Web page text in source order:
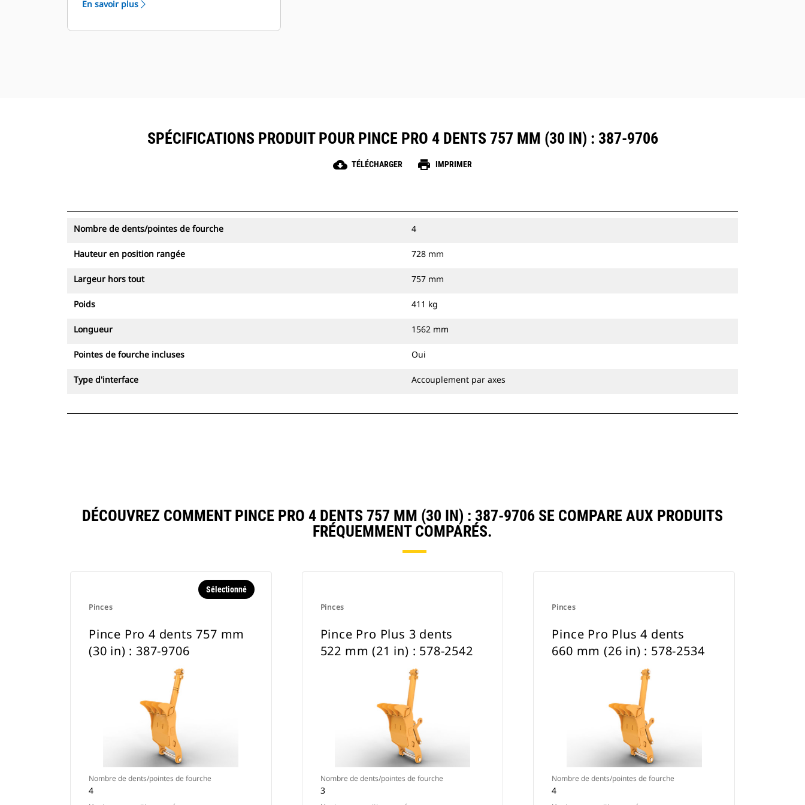
les pinces équipées du système de
suivi des ressources dans
site facile à définir.
En savoir plus
SPÉCIFICATIONS PRODUIT POUR PINCE PRO 4 DENTS 757 MM (30 IN) : 387-9706
cloud_download TÉLÉCHARGER print IMPRIMER
Nombre de dents/pointes de fourche 4
Hauteur en position rangée 728 mm
Largeur hors tout 757 mm
Poids 411 kg
Longueur 1562 mm
Pointes de fourche incluses Oui
Type d'interface Accouplement par axes
DÉCOUVREZ COMMENT PINCE PRO 4 DENTS 757 MM (30 IN) : 387-9706 SE COMPARE AUX PRODUITS
FRÉQUEMMENT COMPARÉS.
Pinces
Sélectionné
Pince Pro 4 dents 757 mm
(30 in) : 387-9706
Nombre de dents/pointes de fourche
4
Pinces
Pince Pro Plus 3 dents
522 mm (21 in) : 578-2542
Nombre de dents/pointes de fourche
3
Pinces
Pince Pro Plus 4 dents
660 mm (26 in) : 578-2534
Nombre de dents/pointes de fourche
4